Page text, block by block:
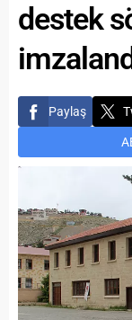
destek
Paylaş